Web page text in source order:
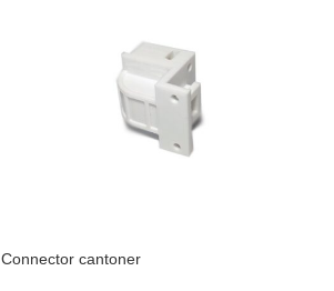
Connector cantoner